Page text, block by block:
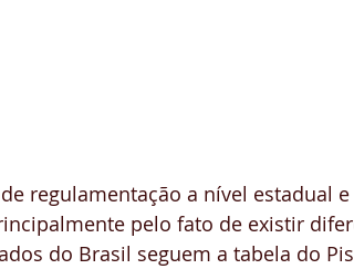
regulamentação a nível estadual
pelo fato de existir
do Brasil seguem a tabela do